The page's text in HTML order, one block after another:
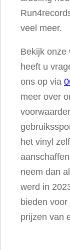
veel meer.
Bekijk onze
heeft u
ons op via
meer over
het vinyl
neem dan
werd in
bieden
prijzen van